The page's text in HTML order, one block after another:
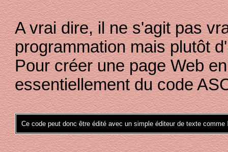
A vrai dire, il ne s'agit pas
programmation mais plutôt
Pour créer une page Web
essentiellement du code
Ce code peut donc être édité avec un simple éditeur de texte comme